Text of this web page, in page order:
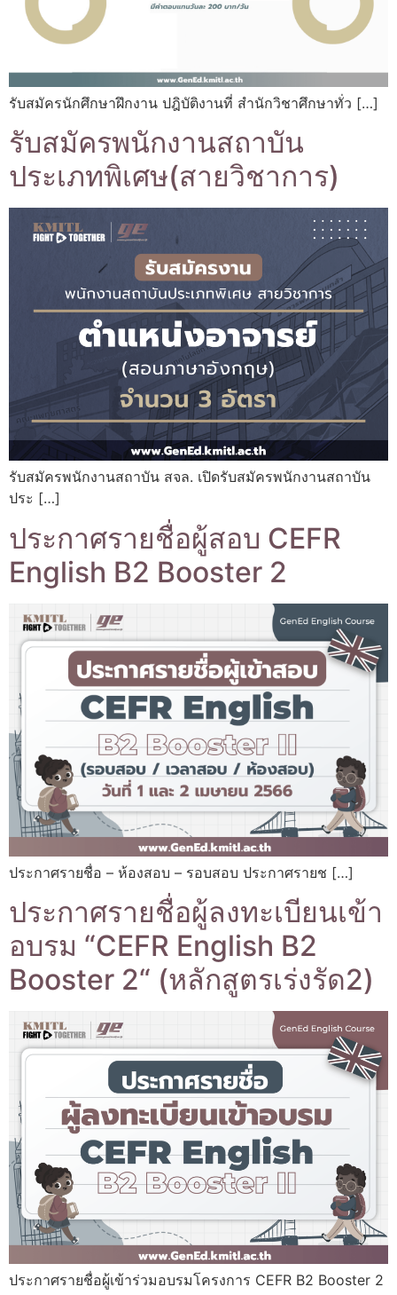
รับสมัครนักศึกษาฝึกงาน ปฎิบัติงานที่ สำนักวิชาศึกษาทั่ว […]
รับสมัครพนักงานสถาบัน
ประเภทพิเศษ(สายวิชาการ)
รับสมัครพนักงานสถาบัน สจล. เปิดรับสมัครพนักงานสถาบัน
ประ […]
ประกาศรายชื่อผู้สอบ CEFR
English B2 Booster 2
ประกาศรายชื่อ – ห้องสอบ – รอบสอบ ประกาศรายช […]
ประกาศรายชื่อผู้ลงทะเบียนเข้า
อบรม “CEFR English B2
Booster 2“ (หลักสูตรเร่งรัด2)
ประกาศรายชื่อผู้เข้าร่วมอบรมโครงการ CEFR B2 Booster 2